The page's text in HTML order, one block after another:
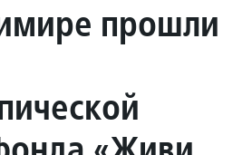
прошли